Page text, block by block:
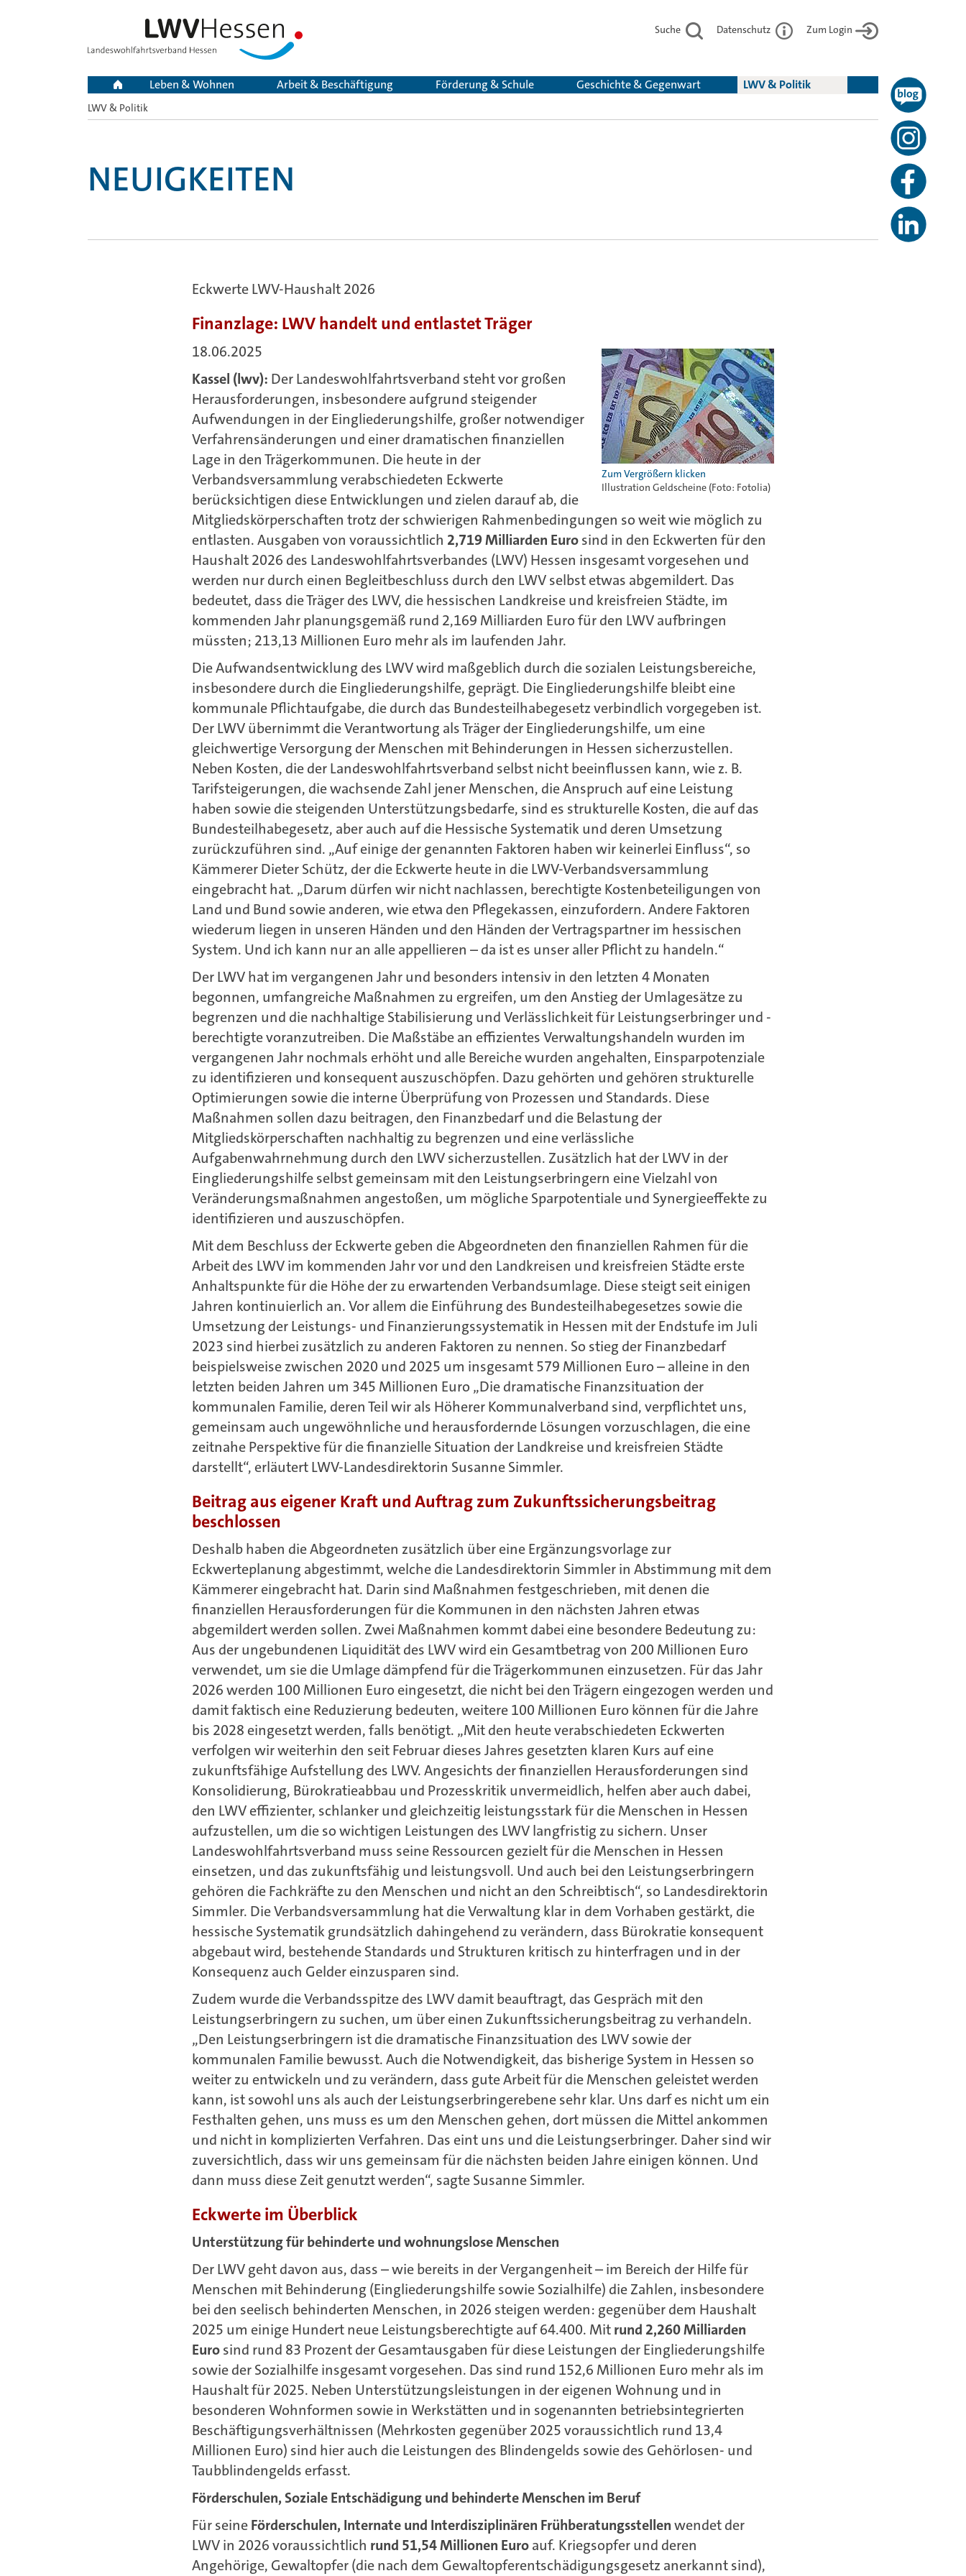
Suche Datenschutz Zum Login
Leben & Wohnen Arbeit & Beschäftigung Förderung & Schule Geschichte & Gegenwart LWV & Politik
Sie
sind
LWV & Politik
NEUIGKEITEN
Eckwerte LWV-Haushalt 2026
Finanzlage: LWV handelt und entlastet Träger
Illustration Geldscheine (Foto: Fotolia)
18.06.2025
Kassel (lwv): Der Landeswohlfahrtsverband steht vor großen
Herausforderungen, insbesondere aufgrund steigender
Aufwendungen in der Eingliederungshilfe, großer notwendiger
Verfahrensänderungen und einer dramatischen finanziellen
Lage in den Trägerkommunen. Die heute in der
Verbandsversammlung verabschiedeten Eckwerte
berücksichtigen diese Entwicklungen und zielen darauf ab, die
Mitgliedskörperschaften trotz der schwierigen Rahmenbedingungen so weit wie möglich zu
entlasten. Ausgaben von voraussichtlich 2,719 Milliarden Eurosind in den Eckwerten für den
Haushalt 2026 des Landeswohlfahrtsverbandes (LWV) Hessen insgesamt vorgesehen und
werden nur durch einen Begleitbeschluss durch den LWV selbst etwas abgemildert. Das
bedeutet, dass die Träger des LWV, die hessischen Landkreise und kreisfreien Städte, im
kommenden Jahr planungsgemäß rund 2,169 Milliarden Euro für den LWV aufbringen
müssten; 213,13 Millionen Euro mehr als im laufenden Jahr.
Die Aufwandsentwicklung des LWV wird maßgeblich durch die sozialen Leistungsbereiche,
insbesondere durch die Eingliederungshilfe, geprägt. Die Eingliederungshilfe bleibt eine
kommunale Pflichtaufgabe, die durch das Bundesteilhabegesetz verbindlich vorgegeben ist.
Der LWV übernimmt die Verantwortung als Träger der Eingliederungshilfe, um eine
gleichwertige Versorgung der Menschen mit Behinderungen in Hessen sicherzustellen.
Neben Kosten, die der Landeswohlfahrtsverband selbst nicht beeinflussen kann, wie z. B.
Tarifsteigerungen, die wachsende Zahl jener Menschen, die Anspruch auf eine Leistung
haben sowie die steigenden Unterstützungsbedarfe, sind es strukturelle Kosten, die auf das
Bundesteilhabegesetz, aber auch auf die Hessische Systematik und deren Umsetzung
zurückzuführen sind. „Auf einige der genannten Faktoren haben wir keinerlei Einfluss“, so
Kämmerer Dieter Schütz, der die Eckwerte heute in die LWV-Verbandsversammlung
eingebracht hat. „Darum dürfen wir nicht nachlassen, berechtigte Kostenbeteiligungen von
Land und Bund sowie anderen, wie etwa den Pflegekassen, einzufordern. Andere Faktoren
wiederum liegen in unseren Händen und den Händen der Vertragspartner im hessischen
System. Und ich kann nur an alle appellieren – da ist es unser aller Pflicht zu handeln.“
Der LWV hat im vergangenen Jahr und besonders intensiv in den letzten 4 Monaten
begonnen, umfangreiche Maßnahmen zu ergreifen, um den Anstieg der Umlagesätze zu
begrenzen und die nachhaltige Stabilisierung und Verlässlichkeit für Leistungserbringer und -
berechtigte voranzutreiben. Die Maßstäbe an effizientes Verwaltungshandeln wurden im
vergangenen Jahr nochmals erhöht und alle Bereiche wurden angehalten, Einsparpotenziale
zu identifizieren und konsequent auszuschöpfen. Dazu gehörten und gehören strukturelle
Optimierungen sowie die interne Überprüfung von Prozessen und Standards. Diese
Maßnahmen sollen dazu beitragen, den Finanzbedarf und die Belastung der
Mitgliedskörperschaften nachhaltig zu begrenzen und eine verlässliche
Aufgabenwahrnehmung durch den LWV sicherzustellen. Zusätzlich hat der LWV in der
Eingliederungshilfe selbst gemeinsam mit den Leistungserbringern eine Vielzahl von
Veränderungsmaßnahmen angestoßen, um mögliche Sparpotentiale und Synergieeffekte zu
identifizieren und auszuschöpfen.
Mit dem Beschluss der Eckwerte geben die Abgeordneten den finanziellen Rahmen für die
Arbeit des LWV im kommenden Jahr vor und den Landkreisen und kreisfreien Städte erste
Anhaltspunkte für die Höhe der zu erwartenden Verbandsumlage. Diese steigt seit einigen
Jahren kontinuierlich an. Vor allem die Einführung des Bundesteilhabegesetzes sowie die
Umsetzung der Leistungs- und Finanzierungssystematik in Hessen mit der Endstufe im Juli
2023 sind hierbei zusätzlich zu anderen Faktoren zu nennen. So stieg der Finanzbedarf
beispielsweise zwischen 2020 und 2025 um insgesamt 579 Millionen Euro – alleine in den
letzten beiden Jahren um 345 Millionen Euro „Die dramatische Finanzsituation der
kommunalen Familie, deren Teil wir als Höherer Kommunalverband sind, verpflichtet uns,
gemeinsam auch ungewöhnliche und herausfordernde Lösungen vorzuschlagen, die eine
zeitnahe Perspektive für die finanzielle Situation der Landkreise und kreisfreien Städte
darstellt“, erläutert LWV-Landesdirektorin Susanne Simmler.
Beitrag aus eigener Kraft und Auftrag zum Zukunftssicherungsbeitrag
beschlossen
Deshalb haben die Abgeordneten zusätzlich über eine Ergänzungsvorlage zur
Eckwerteplanung abgestimmt, welche die Landesdirektorin Simmler in Abstimmung mit dem
Kämmerer eingebracht hat. Darin sind Maßnahmen festgeschrieben, mit denen die
finanziellen Herausforderungen für die Kommunen in den nächsten Jahren etwas
abgemildert werden sollen. Zwei Maßnahmen kommt dabei eine besondere Bedeutung zu:
Aus der ungebundenen Liquidität des LWV wird ein Gesamtbetrag von 200 Millionen Euro
verwendet, um sie die Umlage dämpfend für die Trägerkommunen einzusetzen. Für das Jahr
2026 werden 100 Millionen Euro eingesetzt, die nicht bei den Trägern eingezogen werden und
damit faktisch eine Reduzierung bedeuten, weitere 100 Millionen Euro können für die Jahre
bis 2028 eingesetzt werden, falls benötigt. „Mit den heute verabschiedeten Eckwerten
verfolgen wir weiterhin den seit Februar dieses Jahres gesetzten klaren Kurs auf eine
zukunftsfähige Aufstellung des LWV. Angesichts der finanziellen Herausforderungen sind
Konsolidierung, Bürokratieabbau und Prozesskritik unvermeidlich, helfen aber auch dabei,
den LWV effizienter, schlanker und gleichzeitig leistungsstark für die Menschen in Hessen
aufzustellen, um die so wichtigen Leistungen des LWV langfristig zu sichern. Unser
Landeswohlfahrtsverband muss seine Ressourcen gezielt für die Menschen in Hessen
einsetzen, und das zukunftsfähig und leistungsvoll. Und auch bei den Leistungserbringern
gehören die Fachkräfte zu den Menschen und nicht an den Schreibtisch“, so Landesdirektorin
Simmler. Die Verbandsversammlung hat die Verwaltung klar in dem Vorhaben gestärkt, die
hessische Systematik grundsätzlich dahingehend zu verändern, dass Bürokratie konsequent
abgebaut wird, bestehende Standards und Strukturen kritisch zu hinterfragen und in der
Konsequenz auch Gelder einzusparen sind.
Zudem wurde die Verbandsspitze des LWV damit beauftragt, das Gespräch mit den
Leistungserbringern zu suchen, um über einen Zukunftssicherungsbeitrag zu verhandeln.
„Den Leistungserbringern ist die dramatische Finanzsituation des LWV sowie der
kommunalen Familie bewusst. Auch die Notwendigkeit, das bisherige System in Hessen so
weiter zu entwickeln und zu verändern, dass gute Arbeit für die Menschen geleistet werden
kann, ist sowohl uns als auch der Leistungserbringerebene sehr klar. Uns darf es nicht um ein
Festhalten gehen, uns muss es um den Menschen gehen, dort müssen die Mittel ankommen
und nicht in komplizierten Verfahren. Das eint uns und die Leistungserbringer. Daher sind wir
zuversichtlich, dass wir uns gemeinsam für die nächsten beiden Jahre einigen können. Und
dann muss diese Zeit genutzt werden“, sagte Susanne Simmler.
Eckwerte im Überblick
Unterstützung für behinderte und wohnungslose Menschen
Der LWV geht davon aus, dass – wie bereits in der Vergangenheit – im Bereich der Hilfe für
Menschen mit Behinderung (Eingliederungshilfe sowie Sozialhilfe) die Zahlen, insbesondere
bei den seelisch behinderten Menschen, in 2026 steigen werden: gegenüber dem Haushalt
2025 um einige Hundert neue Leistungsberechtigte auf 64.400. Mitrund 2,260 Milliarden
Eurosind rund 83 Prozent der Gesamtausgaben für diese Leistungen der Eingliederungshilfe
sowie der Sozialhilfe insgesamt vorgesehen. Das sind rund 152,6 Millionen Euro mehr als im
Haushalt für 2025. Neben Unterstützungsleistungen in der eigenen Wohnung und in
besonderen Wohnformen sowie in Werkstätten und in sogenannten betriebsintegrierten
Beschäftigungsverhältnissen (Mehrkosten gegenüber 2025 voraussichtlich rund 13,4
Millionen Euro) sind hier auch die Leistungen des Blindengelds sowie des Gehörlosen- und
Taubblindengelds erfasst.
Förderschulen, Soziale Entschädigung und behinderte Menschen im Beruf
Für seineFörderschulen, Internate und Interdisziplinären Frühberatungsstellenwendet der
LWV in 2026 voraussichtlich rund 51,54 Millionen Euroauf. Kriegsopfer und deren
Angehörige, Gewaltopfer (die nach dem Gewaltopferentschädigungsgesetz anerkannt sind),